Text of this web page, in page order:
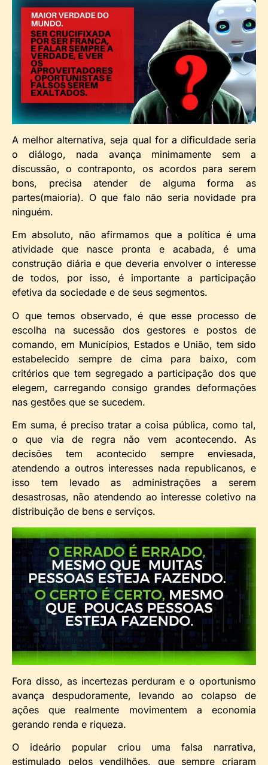
A melhor alternativa, seja qual for a dificuldade seria
o diálogo, nada avança minimamente sem a
discussão, o contraponto, os acordos para serem
bons, precisa atender de alguma forma as
partes(maioria). O que falo não seria novidade pra
ninguém.
Em absoluto, não afirmamos que a política é uma
atividade que nasce pronta e acabada, é uma
construção diária e que deveria envolver o interesse
de todos, por isso, é importante a participação
efetiva da sociedade e de seus segmentos.
O que temos observado, é que esse processo de
escolha na sucessão dos gestores e postos de
comando, em Municípios, Estados e União, tem sido
estabelecido sempre de cima para baixo, com
critérios que tem segregado a participação dos que
elegem, carregando consigo grandes deformações
nas gestões que se sucedem.
Em suma, é preciso tratar a coisa pública, como tal,
o que via de regra não vem acontecendo. As
decisões tem acontecido sempre enviesada,
atendendo a outros interesses nada republicanos, e
isso tem levado as administrações a serem
desastrosas, não atendendo ao interesse coletivo na
distribuição de bens e serviços.
Fora disso, as incertezas perduram e o oportunismo
avança despudoramente, levando ao colapso de
ações que realmente movimentem a economia
gerando renda e riqueza.
O ideário popular criou uma falsa narrativa,
estimulado pelos vendilhões, que sempre criaram